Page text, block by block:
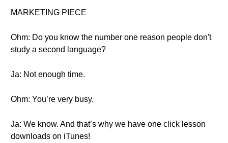
MARKETING PIECE
Ohm: Do you know the number one reason people don't
study a second language?
Ja: Not enough time.
Ohm: You’re very busy.
Ja: We know. And that’s why we have one click lesson
downloads on iTunes!